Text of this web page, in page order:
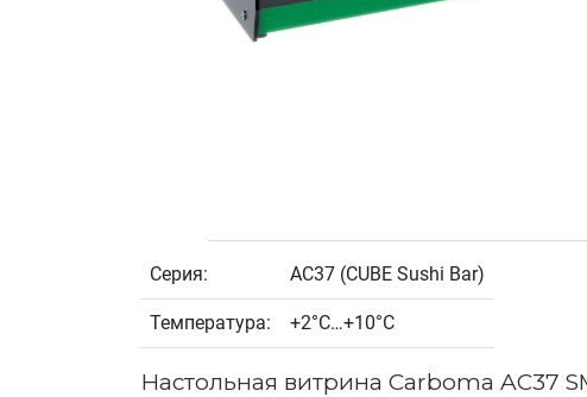
Серия: AC37 (CUBE Sushi Bar)
Температура: +2°С…+10°С
Настольная витрина Carboma AC37